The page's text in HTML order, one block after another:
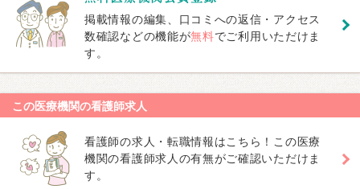
掲載情報の編集、口コミへの返信・アクセス
数確認などの機能が無料でご利用いただけま
す。
この医療機関の看護師求人
看護師の求人・転職情報はこちら！この医療
機関の看護師求人の有無がご確認いただけま
す。